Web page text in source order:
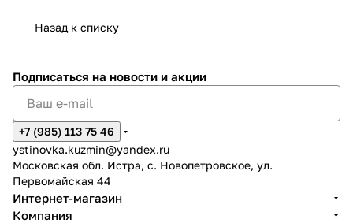
Назад к списку
Подписаться на новости и акции
+7 (985) 113 75 46
ystinovka.kuzmin@yandex.ru
Московская обл. Истра, с. Новопетровское, ул.
Первомайская 44
Интернет-магазин
Компания